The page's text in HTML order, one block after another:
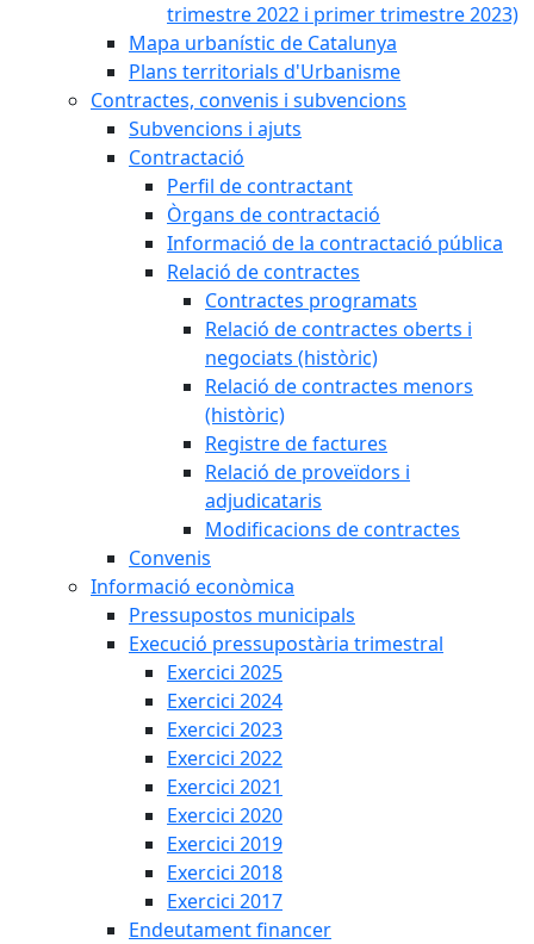
trimestre 2022 i primer trimestre 2023)
Mapa urbanístic de Catalunya
Plans territorials d'Urbanisme
Contractes, convenis i subvencions
Subvencions i ajuts
Contractació
Perfil de contractant
Òrgans de contractació
Informació de la contractació pública
Relació de contractes
Contractes programats
Relació de contractes oberts i
negociats (històric)
Relació de contractes menors
(històric)
Registre de factures
Relació de proveïdors i
adjudicataris
Modificacions de contractes
Convenis
Informació econòmica
Pressupostos municipals
Execució pressupostària trimestral
Exercici 2025
Exercici 2024
Exercici 2023
Exercici 2022
Exercici 2021
Exercici 2020
Exercici 2019
Exercici 2018
Exercici 2017
Endeutament financer